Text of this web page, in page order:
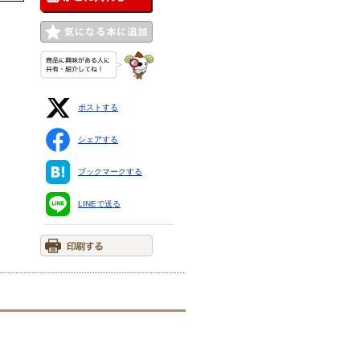
ポストする
シェアする
ブックマークする
LINEで送る